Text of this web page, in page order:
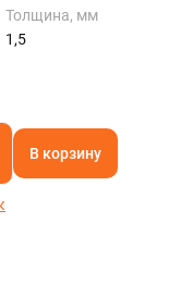
Толщина, мм
1,5
В корзину